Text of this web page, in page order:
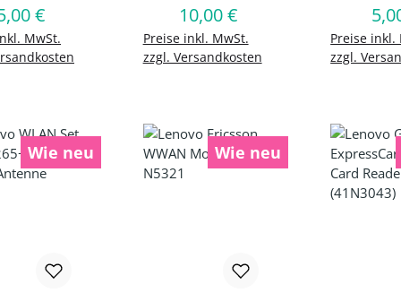
Preis:
€
MwSt.
Warenkorb
Regulärer Preis:
10,00 €
Preise inkl. MwSt.
zzgl. Versandkosten
In den Warenkorb
Preise inkl.
zzgl.
In den
Wie neu Wie neu